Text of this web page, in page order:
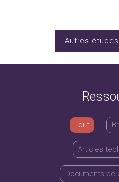
Autres
Tout
Articles
Documents de